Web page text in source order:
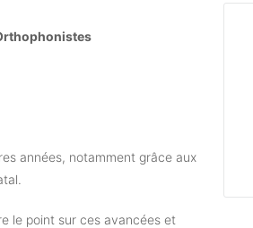
années, notamment grâce aux
le point sur ces avancées et